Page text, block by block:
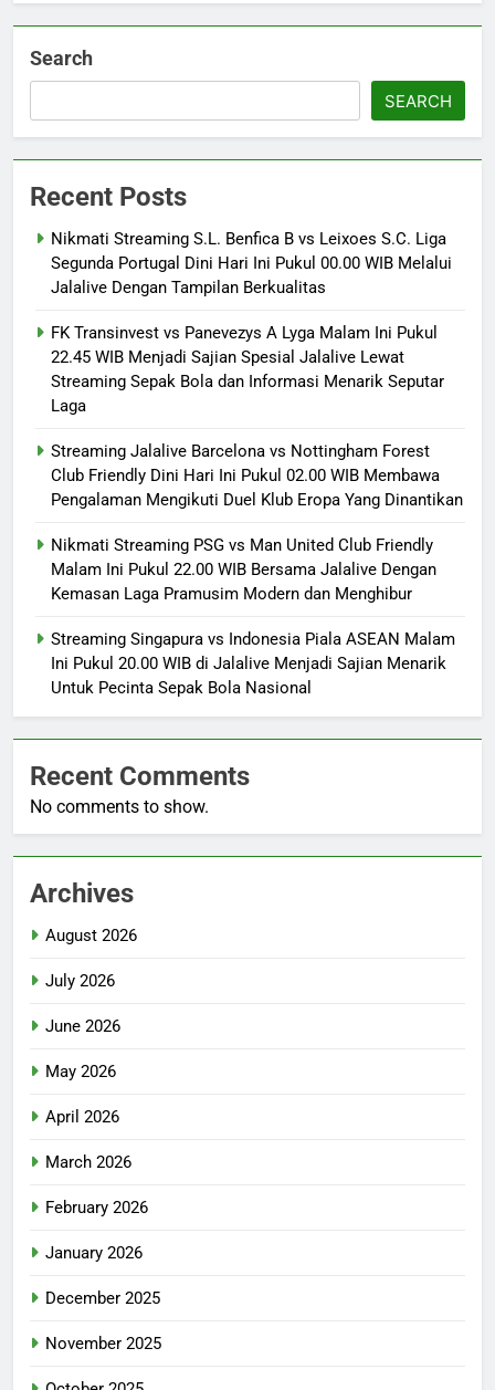
Search
SEARCH
Recent Posts
Nikmati Streaming S.L. Benfica B vs Leixoes S.C. Liga
Segunda Portugal Dini Hari Ini Pukul 00.00 WIB Melalui
Jalalive Dengan Tampilan Berkualitas
FK Transinvest vs Panevezys A Lyga Malam Ini Pukul
22.45 WIB Menjadi Sajian Spesial Jalalive Lewat
Streaming Sepak Bola dan Informasi Menarik Seputar
Laga
Streaming Jalalive Barcelona vs Nottingham Forest
Club Friendly Dini Hari Ini Pukul 02.00 WIB Membawa
Pengalaman Mengikuti Duel Klub Eropa Yang Dinantikan
Nikmati Streaming PSG vs Man United Club Friendly
Malam Ini Pukul 22.00 WIB Bersama Jalalive Dengan
Kemasan Laga Pramusim Modern dan Menghibur
Streaming Singapura vs Indonesia Piala ASEAN Malam
Ini Pukul 20.00 WIB di Jalalive Menjadi Sajian Menarik
Untuk Pecinta Sepak Bola Nasional
Recent Comments
No comments to show.
Archives
August 2026
July 2026
June 2026
May 2026
April 2026
March 2026
February 2026
January 2026
December 2025
November 2025